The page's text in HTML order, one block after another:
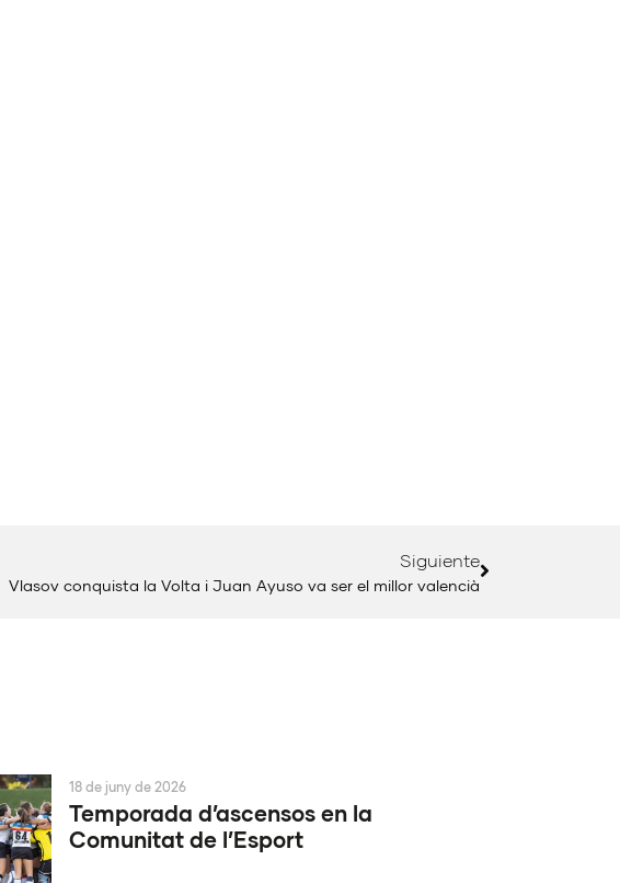
Siguiente
Vlasov conquista la Volta i Juan Ayuso va ser el millor valencià
Temporada d’ascensos en la
Comunitat de l’Esport
18 de juny de 2026